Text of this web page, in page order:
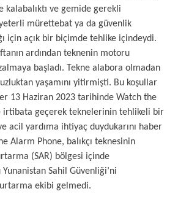
kalabalıktı ve gemide gerekli
mürettebat ya da güvenlik
için açık bir biçimde tehlike içindeydi.
ardından teknenin motoru
başladı. Tekne alabora olmadan
yaşamını yitirmişti. Bu koşullar
13 Haziran 2023 tarihinde Watch the
irtibata geçerek teknelerinin tehlikeli bir
acil yardıma ihtiyaç duydukarını haber
Alarm Phone, balıkçı teknesinin
(SAR) bölgesi içinde
Sahil Güvenliği’ni
ekibi gelmedi.